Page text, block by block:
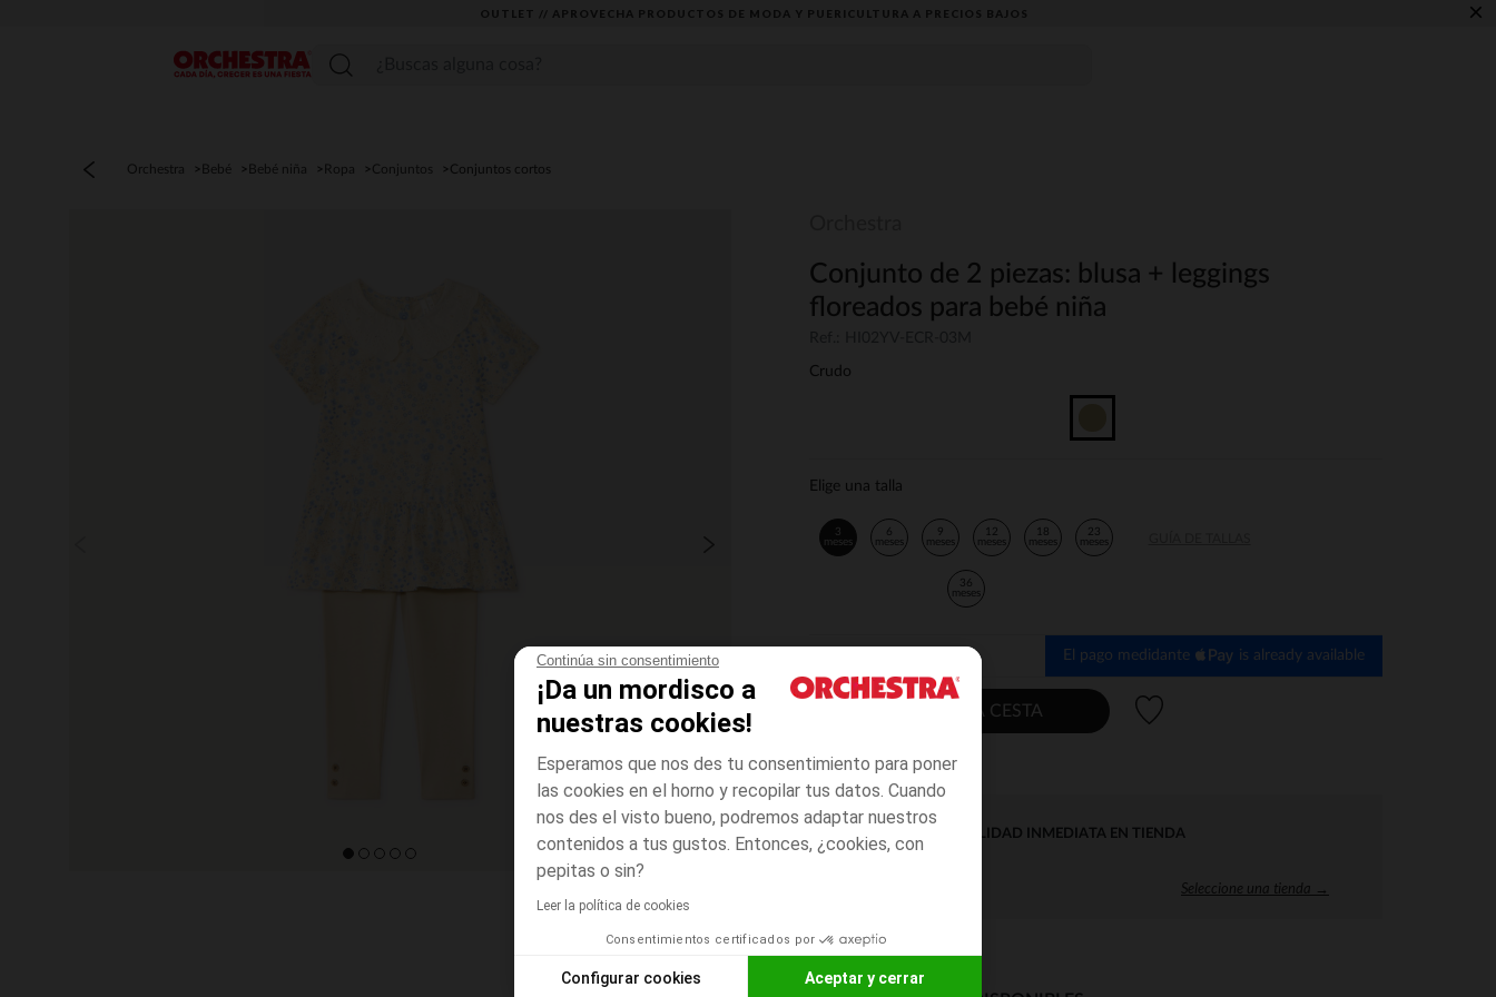
Continúa sin consentimiento
¡Da un mordisco a
nuestras cookies!
Esperamos que nos des tu consentimiento para poner
las cookies en el horno y recopilar tus datos. Cuando
nos des el visto bueno, podremos adaptar nuestros
contenidos a tus gustos. Entonces, ¿cookies, con
pepitas o sin?
Leer la política de cookies
Consentimientos certificados por
Configurar cookies Aceptar y cerrar
OUTLET // APROVECHA PRODUCTOS DE MODA Y PUERICULTURA A PRECIOS BAJOS ×
Menú
Orchestra Bebé Bebé niña Ropa Conjuntos Conjuntos cortos
Conjunto de 2 piezas: blusa + leggings
floreados para bebé niña
Crudo
Elige una talla
3
meses
6
meses
9
meses
12
meses
18
meses
23
meses
36
meses
El pago medidante is already available
AÑADIR A LA CESTA
DISPONIBILIDAD INMEDIATA EN TIENDA
Seleccione una tienda →